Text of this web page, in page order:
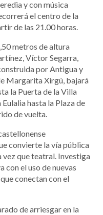
y con música
el centro de la
de las 21.00 horas.
metros de altura
Víctor Segarra,
por Antigua y
Margarita Xirgú, bajará
la Puerta de la Villa
hasta la Plaza de
de vuelta.
convierte la vía pública
vez que teatral. Investiga
con el uso de nuevas
conectan con el
de arriesgar en la